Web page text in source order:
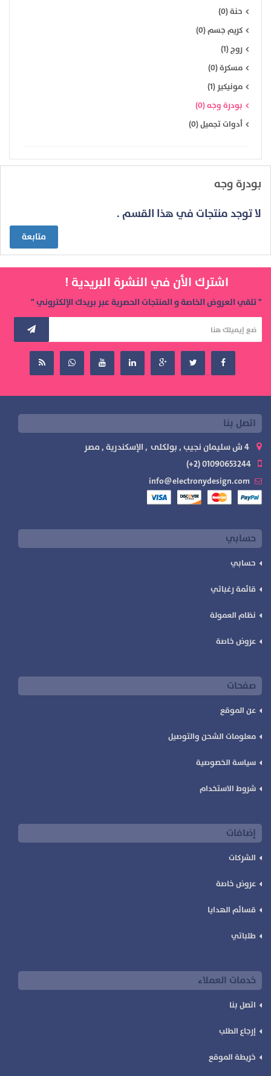
حنة (0)
كريم جسم (0)
روج (1)
مسكرة (0)
مونيكير (1)
بودرة وجه (0)
أدوات تجميل (0)
بودرة وجه
لا توجد منتجات في هذا القسم .
متابعة
اشترك الأن في النشرة البريدية !
" تلقي العروض الخاصة و المنتجات الحصرية عبر بريدك الإلكتروني "
اتصل بنا
info@electronydesign.com
حسابي
حسابي
قائمة رغباتي
نظام العمولة
عروض خاصة
صفحات
عن الموقع
معلومات الشحن والتوصيل
سياسة الخصوصية
شروط الاستخدام
إضافات
الشركات
عروض خاصة
قسائم الهدايا
طلباتي
خدمات العملاء
اتصل بنا
إرجاع الطلب
خريطة الموقع